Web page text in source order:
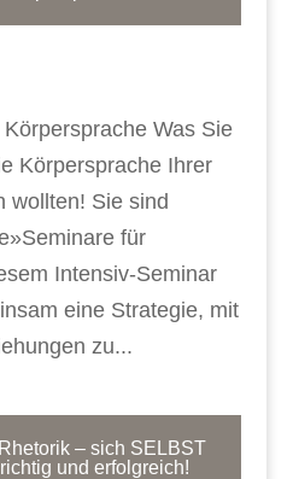
Was Sie
Körpersprache Ihrer
wollten! Sie sind
für
Intensiv-Seminar
eine Strategie, mit
zu...
– sich SELBST
und erfolgreich!